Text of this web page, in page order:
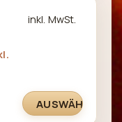
inkl. MwSt.
AUSWÄHLEN